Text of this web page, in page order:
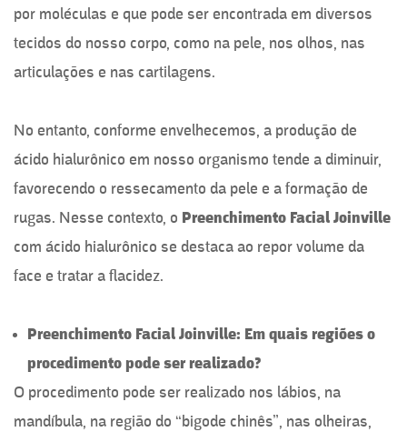
por moléculas e que pode ser encontrada em diversos
tecidos do nosso corpo, como na pele, nos olhos, nas
articulações e nas cartilagens.
No entanto, conforme envelhecemos, a produção de
ácido hialurônico em nosso organismo tende a diminuir,
favorecendo o ressecamento da pele e a formação de
rugas. Nesse contexto, o Preenchimento Facial Joinville
com ácido hialurônico se destaca ao repor volume da
face e tratar a flacidez.
Preenchimento Facial Joinville: Em quais regiões o
procedimento pode ser realizado?
O procedimento pode ser realizado nos lábios, na
mandíbula, na região do “bigode chinês”, nas olheiras,